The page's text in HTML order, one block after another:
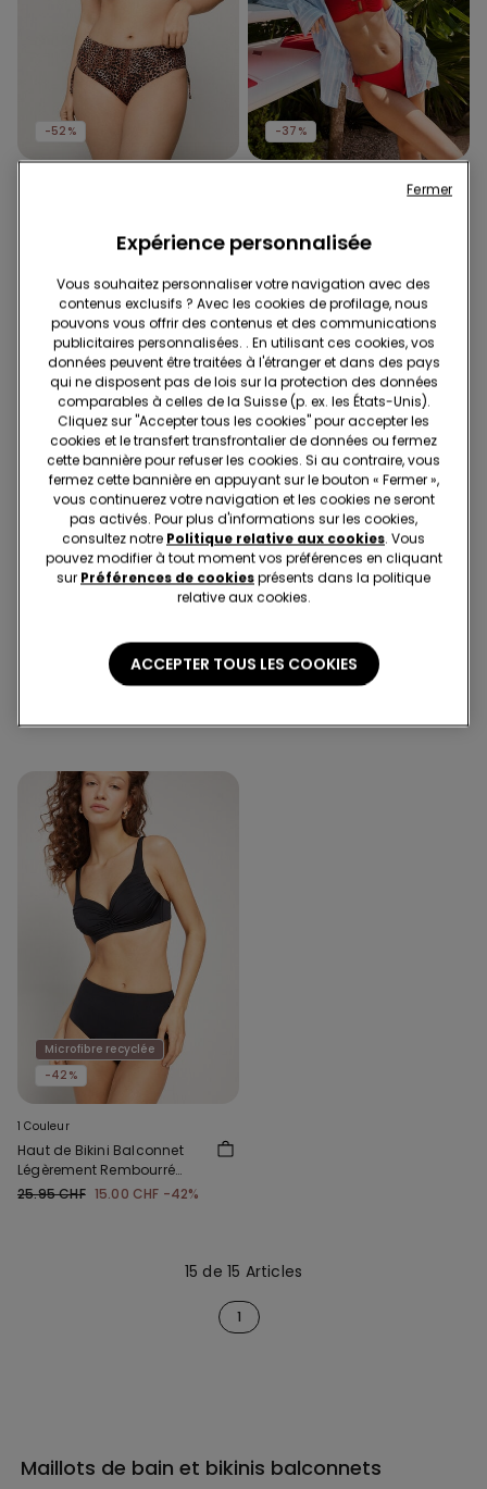
-52%
15.00 CHF-52%
-37%
Brillant
23.95 CHF 15.00 CHF
Haut de Bikini Balconnet
23.95 CHF
Microfibre recyclée
-42%
Haut de Bikini Balconnet
25.95 CHF 15.00 CHF-42%
Microfibre recyclée
-42%
1 Couleur
Haut de Bikini Balconnet
Légèrement Rembourré
Froncé Recyclé
25.95 CHF 15.00 CHF -42%
15 de 15 Articles
1
Maillots de bain et bikinis balconnets
Expérience personnalisée
Vous souhaitez personnaliser votre navigation avec des
contenus exclusifs ? Avec les cookies de profilage, nous
pouvons vous offrir des contenus et des communications
publicitaires personnalisées. . En utilisant ces cookies, vos
données peuvent être traitées à l'étranger et dans des pays
qui ne disposent pas de lois sur la protection des données
comparables à celles de la Suisse (p. ex. les États-Unis).
Cliquez sur "Accepter tous les cookies" pour accepter les
cookies et le transfert transfrontalier de données ou fermez
cette bannière pour refuser les cookies. Si au contraire, vous
fermez cette bannière en appuyant sur le bouton « Fermer »,
vous continuerez votre navigation et les cookies ne seront
pas activés. Pour plus d'informations sur les cookies,
consultez notre Politique relative aux cookies. Vous
pouvez modifier à tout moment vos préférences en cliquant
sur Préférences de cookiesprésents dans la politique
relative aux cookies.
ACCEPTER TOUS LES COOKIES
Fermer